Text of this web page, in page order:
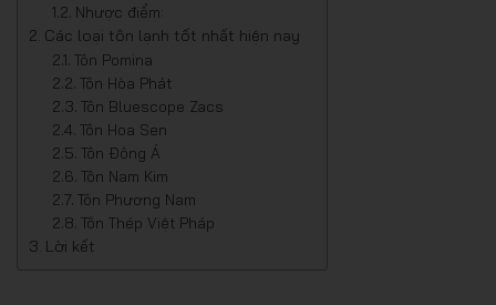
Nhược điểm:
Các loại tôn lạnh tốt nhất hiện nay
Tôn Pomina
Tôn Hòa Phát
Tôn Bluescope Zacs
Tôn Hoa Sen
Tôn Đông Á
Tôn Nam Kim
Tôn Phương Nam
Tôn Thép Việt Pháp
Lời kết